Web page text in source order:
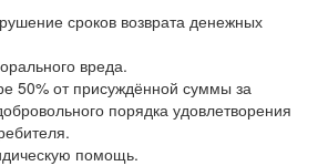
сроков возврата денежных
вреда.
50% от присуждённой суммы за
порядка удовлетворения
помощь.